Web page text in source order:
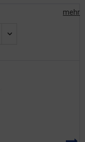
mehr